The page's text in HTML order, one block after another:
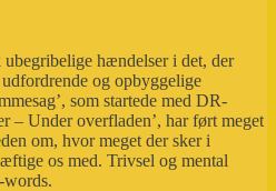
hændelser i det, der
og opbyggelige
som startede med DR-
– Under overfladen’, har ført meget
om, hvor meget der sker i
os med. Trivsel og mental
words.